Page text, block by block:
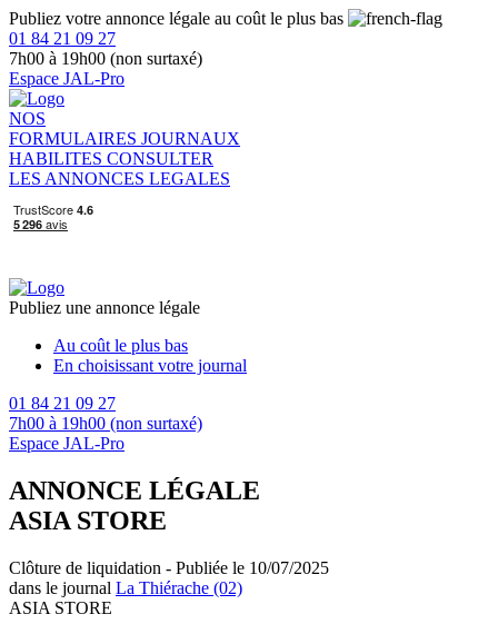
Publiez votre annonce légale au coût le plus bas
01 84 21 09 27
7h00 à 19h00 (non surtaxé)
Espace JAL-Pro
NOS
FORMULAIRES JOURNAUX
HABILITES CONSULTER
LES ANNONCES LEGALES
Publiez une annonce légale
Au coût le plus bas
En choisissant votre journal
01 84 21 09 27
7h00 à 19h00 (non surtaxé)
Espace JAL-Pro
ANNONCE LÉGALE
ASIA STORE
Clôture de liquidation - Publiée le 10/07/2025
dans le journal La Thiérache (02)
ASIA STORE